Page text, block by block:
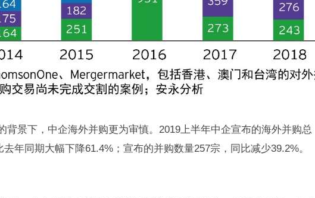
背景下，中企海外并购更为审慎。2019上半年中企宣布的海外并购总
年同期大幅下降61.4%；宣布的并购数量257宗，同比减少39.2%。